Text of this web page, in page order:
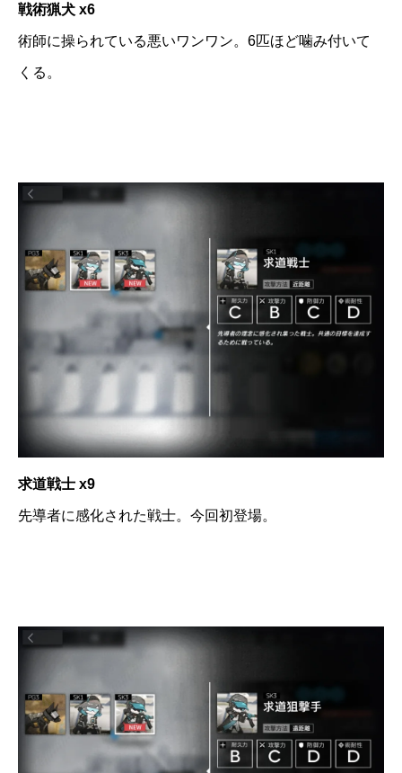
戦術猟犬 x6
術師に操られている悪いワンワン。6匹ほど噛み付いて
くる。
求道戦士 x9
先導者に感化された戦士。今回初登場。